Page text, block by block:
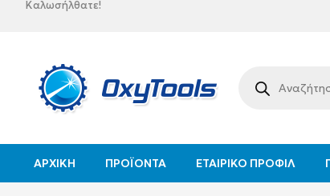
Καλωσήλθατε!
ΑΡΧΙΚΉ ΠΡΟΪΌΝΤΑ ΕΤΑΙΡΙΚΌ ΠΡΟΦΊΛ